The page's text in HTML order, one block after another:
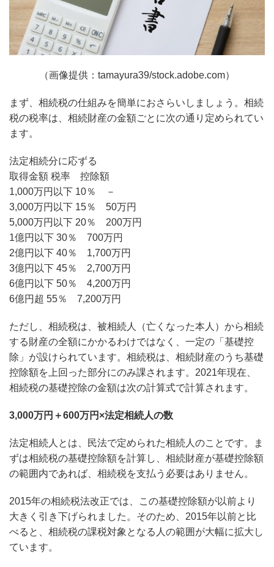
（画像提供：tamayura39/stock.adobe.com）
まず、相続税の仕組みを簡単におさらいしましょう。相続
税の税率は、相続財産の金額ごとに次の通り定められてい
ます。
法定相続分に応ずる
取得金額 税率 控除額
1,000万円以下 10％ －
3,000万円以下 15％ 50万円
5,000万円以下 20％ 200万円
1億円以下 30％ 700万円
2億円以下 40％ 1,700万円
3億円以下 45％ 2,700万円
6億円以下 50％ 4,200万円
6億円超 55％ 7,200万円
ただし、相続税は、被相続人（亡くなった本人）から相続
する財産の全額にかかるわけではなく、一定の「基礎控
除」が設けられています。相続税は、相続財産のうち基礎
控除額を上回った部分にのみ課されます。2021年現在、
相続税の基礎控除の金額は次の計算式で計算されます。
3,000万円＋600万円×法定相続人の数
法定相続人とは、民法で定められた相続人のことです。ま
ずは相続税の基礎控除額を計算し、相続財産が基礎控除額
の範囲内であれば、相続税を支払う必要はありません。
2015年の相続税法改正では、この基礎控除額が以前より
大きく引き下げられました。そのため、2015年以前と比
べると、相続税の課税対象となる人の範囲が大幅に拡大し
ています。